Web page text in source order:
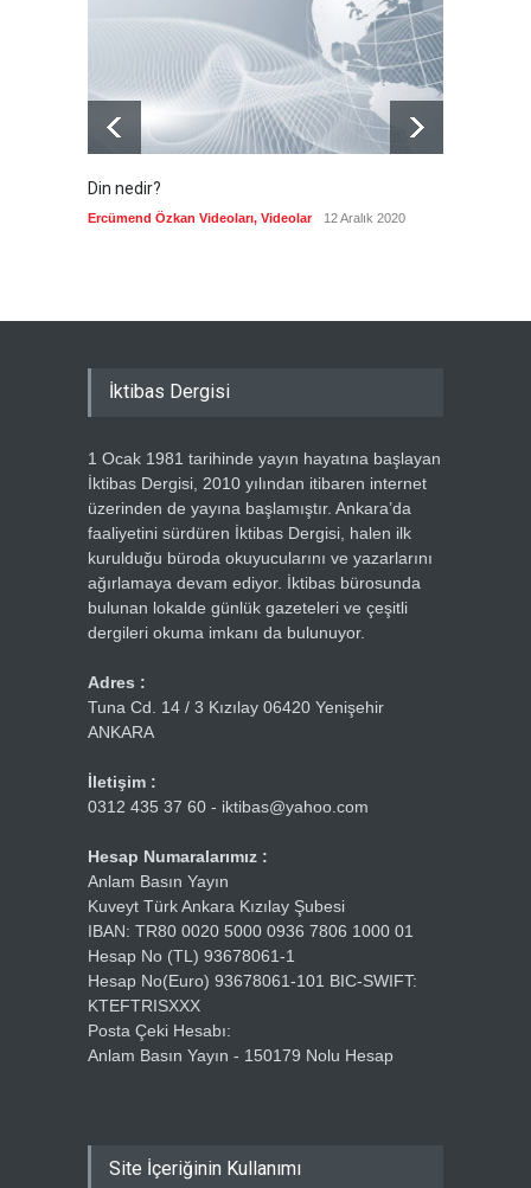
Güncel 8 Ağustos 2026
Din nedir?
Ercümend Özkan Videoları, Videolar 12 Aralık 2020
İktibas Dergisi
1 Ocak 1981 tarihinde yayın hayatına başlayan
İktibas Dergisi, 2010 yılından itibaren internet
üzerinden de yayına başlamıştır. Ankara’da
faaliyetini sürdüren İktibas Dergisi, halen ilk
kurulduğu büroda okuyucularını ve yazarlarını
ağırlamaya devam ediyor. İktibas bürosunda
bulunan lokalde günlük gazeteleri ve çeşitli
dergileri okuma imkanı da bulunuyor.
Adres :
Tuna Cd. 14 / 3 Kızılay 06420 Yenişehir
ANKARA
İletişim :
0312 435 37 60 - iktibas@yahoo.com
Hesap Numaralarımız :
Anlam Basın Yayın
Kuveyt Türk Ankara Kızılay Şubesi
IBAN: TR80 0020 5000 0936 7806 1000 01
Hesap No (TL) 93678061-1
Hesap No(Euro) 93678061-101 BIC-SWIFT:
KTEFTRISXXX
Posta Çeki Hesabı:
Anlam Basın Yayın - 150179 Nolu Hesap
Site İçeriğinin Kullanımı